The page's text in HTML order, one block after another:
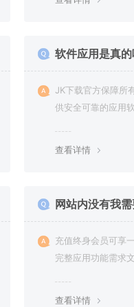
软件应用是真的
JK下载官方保障所
供安全可靠的应用
查看详情
网站内没有我
充值终身会员可享
完整应用功能需求
查看详情